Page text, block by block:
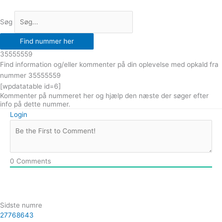
indholdet
Søg
Find nummer her
35555559
Find information og/eller kommenter på din oplevelse med opkald fra
nummer 35555559
[wpdatatable id=6]
Kommenter på nummeret her og hjælp den næste der søger efter
info på dette nummer.
Login
0 Comments
Sidste numre
27768643